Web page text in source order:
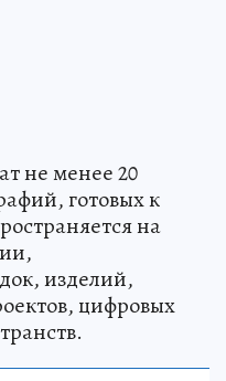
не менее 20
готовых к
на
изделий,
цифровых